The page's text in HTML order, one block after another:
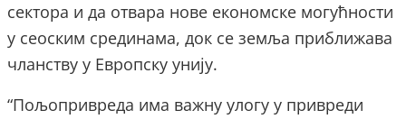
сектора и да отвара нове економске могућности
у сеоским срединама, док се земља приближава
чланству у Европску унију.
“Пољопривреда има важну улогу у привреди